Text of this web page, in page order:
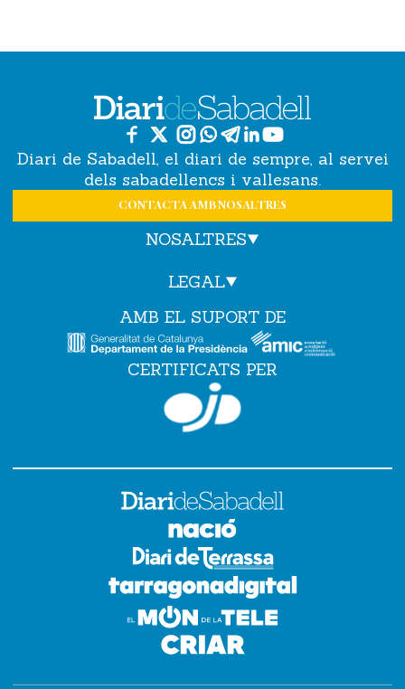
Diari de Sabadell, el diari de sempre, al servei
dels sabadellencs i vallesans.
CONTACTA AMB NOSALTRES
NOSALTRES
LEGAL
AMB EL SUPORT DE
CERTIFICATS PER